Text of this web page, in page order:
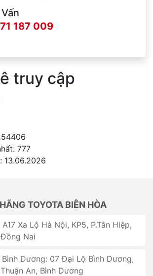
187 009
truy cập
777
13.06.2026
TOYOTA BIÊN HÒA
Xa Lộ Hà Nội, KP5, P.Tân Hiệp,
Nai
Bình Dương: 07 Đại Lộ Bình Dương,
An, Bình Dương